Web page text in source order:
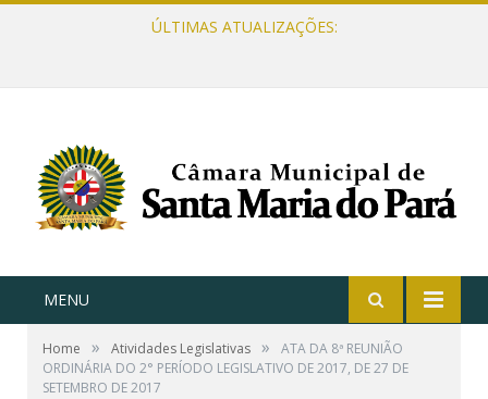
ÚLTIMAS ATUALIZAÇÕES:
MENU
Home » Atividades Legislativas »
ATA DA 8ª REUNIÃO
ORDINÁRIA DO 2° PERÍODO LEGISLATIVO DE 2017, DE 27 DE
SETEMBRO DE 2017